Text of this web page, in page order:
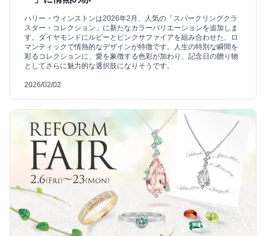
ハリー・ウィンストンは2026年2月、人気の「スパークリングクラ
スター・コレクション」に新たなカラーバリエーションを追加しま
す。ダイヤモンドにルビーとピンクサファイアを組み合わせた、ロ
マンティックで情熱的なデザインが特徴です。人生の特別な瞬間を
彩るコレクションに、愛を象徴する色彩が加わり、記念日の贈り物
としてさらに魅力的な選択肢になりそうです。
2026/02/02